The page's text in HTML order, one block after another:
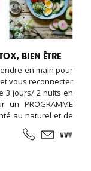
BIEN ÊTRE
en main pour
vous reconnecter
3 jours/ 2 nuits en
PROGRAMME
au naturel et de
prof
week end entre